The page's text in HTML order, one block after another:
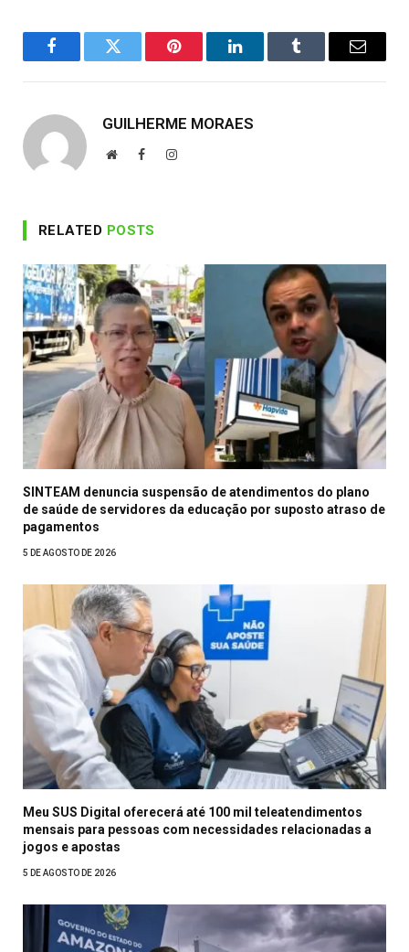
FacebookTwitter Pinterest LinkedInTumblr Email
GUILHERME MORAES
WebsiteFacebookInstagram
RELATED POSTS
SINTEAM denuncia suspensão de atendimentos do plano
de saúde de servidores da educação por suposto atraso de
pagamentos
5 DE AGOSTO DE 2026
Meu SUS Digital oferecerá até 100 mil teleatendimentos
mensais para pessoas com necessidades relacionadas a
jogos e apostas
5 DE AGOSTO DE 2026